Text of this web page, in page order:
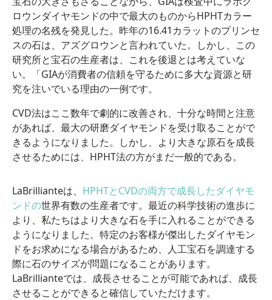
ロウンダイヤモンドの中で最大のものからHPHTカラー
処理の名残を発見した。昨年の16.41カラットのプリンセ
スの石は、アズグロウンと言われていた。しかし、この
研究所と宝石の生産者は、これを後退とは考えていな
い。「GIAが消費者の信頼を守るために多大な資源と研
究を注いでいる理由の一例です。
CVD法はここ数年で劇的に改善され、十分な時間と注意
があれば、最大の研磨ダイヤモンドを受け取ることがで
きるようになりました。しかし、より大きな原石を成長
させるためには、HPHT法の方がまだ一般的である。
LaBrillianteは、 HPHTとCVDの両方で成長したダイヤモ
ンドの世界有数の生産者です。最近の科学技術の進歩に
より、私たちはより大きな石を手に入れることができる
ようになりました。特定のお客様が傑出したダイヤモン
ドをお求めになる場合があるため、人工宝石を調達する
際に石のサイズが問題になることがあります。
LaBrillianteでは、成長させることが可能であれば、成長
させることができると確信していただけます。